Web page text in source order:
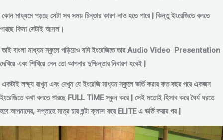
কোন মাধ্যমে পড়ছে সেটা সব সময় চিন্তার কারণ নাও হতে পারে | কিন্তু ইংরেজিতে বলতে
পারছে কিনা সেটাই আসল।
তাই বাংলা মাধ্যম স্কুলে পড়িয়েও যদি ইংরেজিতে তার Audio Video Presentation
দেখিয়ে এবং শিখিয়ে নেন তো আপনার দুশ্চিন্তার নিবারণ হবেই |
একটাই লক্ষ্য রাখুন এবং দেখুন যে ইংরেজি মাধ্যম স্কুলে ভর্তি করার কত বছর পরে একজন
ইংরেজিতে কথা বলতে পারছে FULL TIME স্কুল করে | সেই মতোই হিসাব করে ধৈর্য ধরতে
হবে আপনাদের, সপ্তাহে মাত্র চার ঘন্টা ক্লাস করে ELITE এ ভর্তি করার পর |